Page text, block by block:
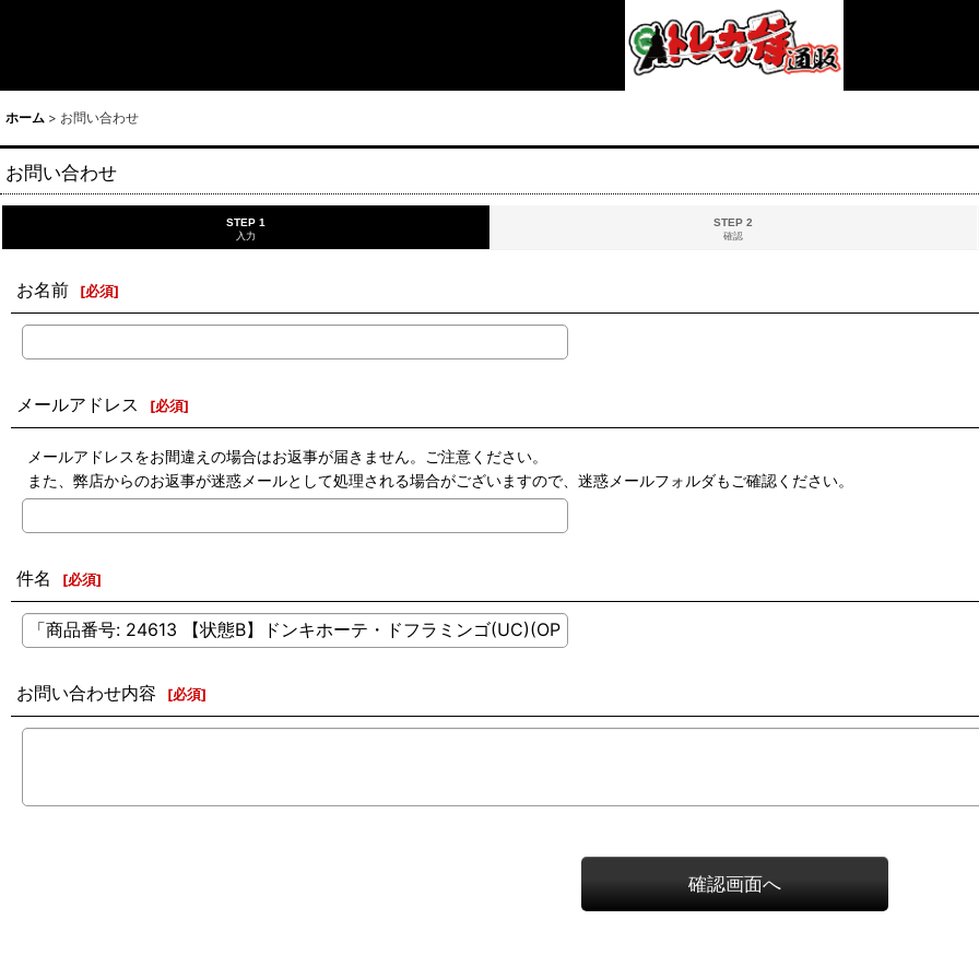
ホーム > お問い合わせ
お問い合わせ
STEP 1
入力
STEP 2
確認
お名前 [必須]
メールアドレス [必須]
メールアドレスをお間違えの場合はお返事が届きません。ご注意ください。
また、弊店からのお返事が迷惑メールとして処理される場合がございますので、迷惑メールフォルダもご確認ください。
件名 [必須]
お問い合わせ内容 [必須]
確認画面へ